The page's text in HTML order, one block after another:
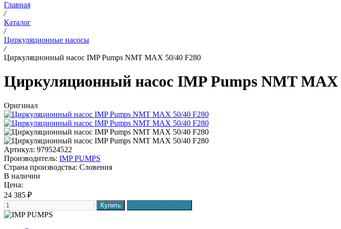
Главная
/
Каталог
/
Циркуляционные насосы
/
Циркуляционный насос IMP Pumps NMT MAX 50/40 F280
Циркуляционный насос IMP Pumps NMT MAX
Оригинал
Артикул: 979524522
Производитель: IMP PUMPS
Страна производства: Словения
В наличии
Цена:
24 385 ₽